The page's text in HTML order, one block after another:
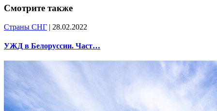
Смотрите также
Страны СНГ | 28.02.2022
УЖД в Белоруссии. Част…